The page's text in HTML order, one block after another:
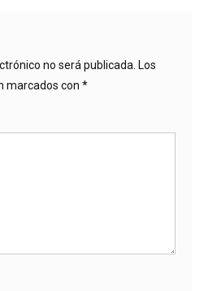
no será publicada. Los
marcados con *